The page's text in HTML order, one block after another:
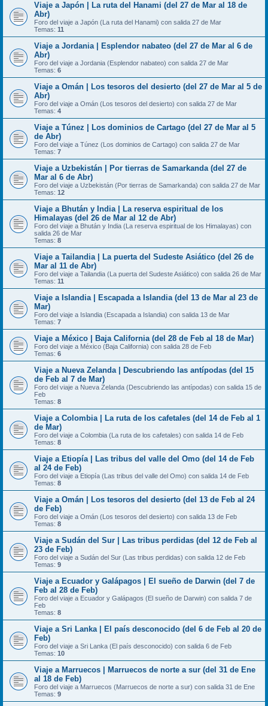
Viaje a Japón | La ruta del Hanami (del 27 de Mar al 18 de
Abr)
Foro del viaje a Japón (La ruta del Hanami) con salida 27 de Mar
Temas: 11
Viaje a Jordania | Esplendor nabateo (del 27 de Mar al 6 de
Abr)
Foro del viaje a Jordania (Esplendor nabateo) con salida 27 de Mar
Temas: 6
Viaje a Omán | Los tesoros del desierto (del 27 de Mar al 5 de
Abr)
Foro del viaje a Omán (Los tesoros del desierto) con salida 27 de Mar
Temas: 4
Viaje a Túnez | Los dominios de Cartago (del 27 de Mar al 5
de Abr)
Foro del viaje a Túnez (Los dominios de Cartago) con salida 27 de Mar
Temas: 7
Viaje a Uzbekistán | Por tierras de Samarkanda (del 27 de
Mar al 6 de Abr)
Foro del viaje a Uzbekistán (Por tierras de Samarkanda) con salida 27 de Mar
Temas: 12
Viaje a Bhután y India | La reserva espiritual de los
Himalayas (del 26 de Mar al 12 de Abr)
Foro del viaje a Bhután y India (La reserva espiritual de los Himalayas) con
salida 26 de Mar
Temas: 8
Viaje a Tailandia | La puerta del Sudeste Asiático (del 26 de
Mar al 11 de Abr)
Foro del viaje a Tailandia (La puerta del Sudeste Asiático) con salida 26 de Mar
Temas: 11
Viaje a Islandia | Escapada a Islandia (del 13 de Mar al 23 de
Mar)
Foro del viaje a Islandia (Escapada a Islandia) con salida 13 de Mar
Temas: 7
Viaje a México | Baja California (del 28 de Feb al 18 de Mar)
Foro del viaje a México (Baja California) con salida 28 de Feb
Temas: 6
Viaje a Nueva Zelanda | Descubriendo las antípodas (del 15
de Feb al 7 de Mar)
Foro del viaje a Nueva Zelanda (Descubriendo las antípodas) con salida 15 de
Feb
Temas: 8
Viaje a Colombia | La ruta de los cafetales (del 14 de Feb al 1
de Mar)
Foro del viaje a Colombia (La ruta de los cafetales) con salida 14 de Feb
Temas: 8
Viaje a Etiopía | Las tribus del valle del Omo (del 14 de Feb
al 24 de Feb)
Foro del viaje a Etiopía (Las tribus del valle del Omo) con salida 14 de Feb
Temas: 8
Viaje a Omán | Los tesoros del desierto (del 13 de Feb al 24
de Feb)
Foro del viaje a Omán (Los tesoros del desierto) con salida 13 de Feb
Temas: 8
Viaje a Sudán del Sur | Las tribus perdidas (del 12 de Feb al
23 de Feb)
Foro del viaje a Sudán del Sur (Las tribus perdidas) con salida 12 de Feb
Temas: 9
Viaje a Ecuador y Galápagos | El sueño de Darwin (del 7 de
Feb al 28 de Feb)
Foro del viaje a Ecuador y Galápagos (El sueño de Darwin) con salida 7 de
Feb
Temas: 8
Viaje a Sri Lanka | El país desconocido (del 6 de Feb al 20 de
Feb)
Foro del viaje a Sri Lanka (El país desconocido) con salida 6 de Feb
Temas: 10
Viaje a Marruecos | Marruecos de norte a sur (del 31 de Ene
al 18 de Feb)
Foro del viaje a Marruecos (Marruecos de norte a sur) con salida 31 de Ene
Temas: 9